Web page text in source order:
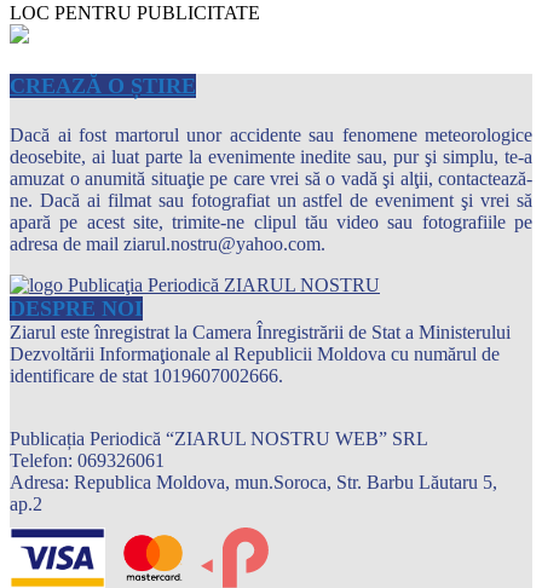
LOC PENTRU PUBLICITATE
CREAZĂ O ȘTIRE
Dacă ai fost martorul unor accidente sau fenomene meteorologice
deosebite, ai luat parte la evenimente inedite sau, pur şi simplu, te-a
amuzat o anumită situaţie pe care vrei să o vadă şi alţii, contactează-
ne. Dacă ai filmat sau fotografiat un astfel de eveniment şi vrei să
apară pe acest site, trimite-ne clipul tău video sau fotografiile pe
adresa de mail ziarul.nostru@yahoo.com.
DESPRE NOI
Ziarul este înregistrat la Camera Înregistrării de Stat a Ministerului
Dezvoltării Informaţionale al Republicii Moldova cu numărul de
identificare de stat 1019607002666.
Publicația Periodică “ZIARUL NOSTRU WEB” SRL
Telefon: 069326061
Adresa: Republica Moldova, mun.Soroca, Str. Barbu Lăutaru 5,
ap.2